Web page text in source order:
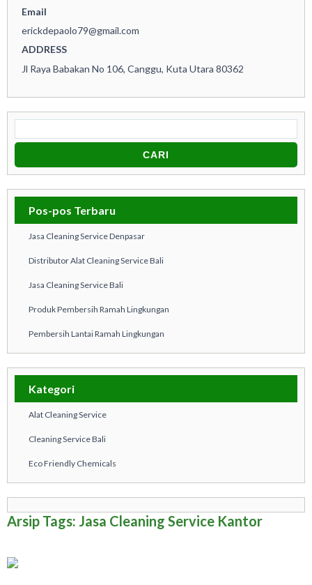
Email
erickdepaolo79@gmail.com
ADDRESS
Jl Raya Babakan No 106, Canggu, Kuta Utara 80362
Pos-pos Terbaru
Jasa Cleaning Service Denpasar
Distributor Alat Cleaning Service Bali
Jasa Cleaning Service Bali
Produk Pembersih Ramah Lingkungan
Pembersih Lantai Ramah Lingkungan
Kategori
Alat Cleaning Service
Cleaning Service Bali
Eco Friendly Chemicals
Arsip Tags: Jasa Cleaning Service Kantor